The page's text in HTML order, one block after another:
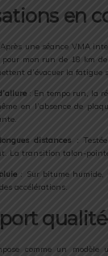
en
une séance VMA
mon run de 18 km
d’évacuer la fatigue
: En tempo run, la
en l’absence de
distances :
La transition talon-
: Sur bitume
accélérations.
comme un